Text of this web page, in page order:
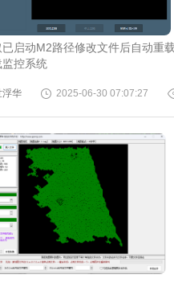
已启动M2路径修改文件后自动重
控系统
浮华 2025-06-30 07:07:27